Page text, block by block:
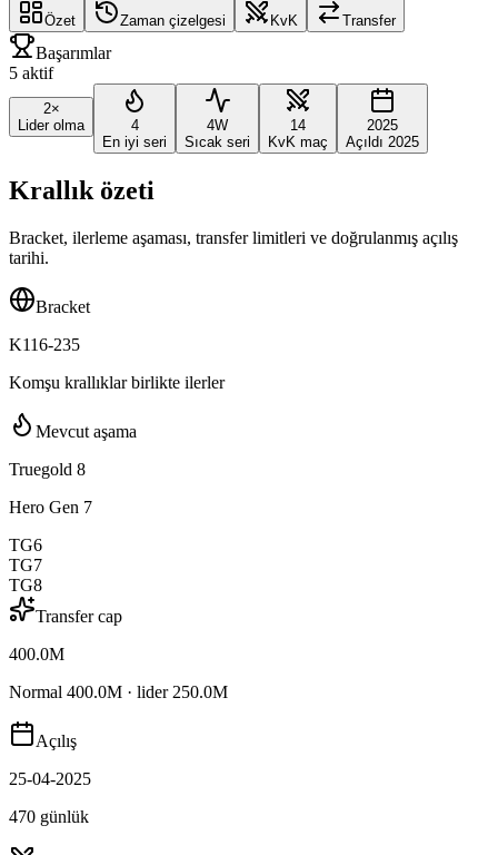
Özet Zaman çizelgesi KvK Transfer
Başarımlar
5 aktif
2×
Lider olma
4
En iyi seri
4W
Sıcak seri
14
KvK maç
2025
Açıldı 2025
Krallık özeti
Bracket, ilerleme aşaması, transfer limitleri ve doğrulanmış açılış
tarihi.
Bracket
K116-235
Komşu krallıklar birlikte ilerler
Mevcut aşama
Truegold 8
Hero Gen 7
TG6
TG7
TG8
Transfer cap
400.0M
Normal 400.0M · lider 250.0M
Açılış
25-04-2025
470 günlük